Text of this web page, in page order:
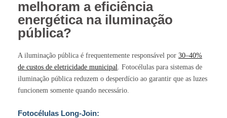
melhoram a eficiência
energética na iluminação
pública?
A iluminação pública é frequentemente responsável por 30–40%
de custos de eletricidade municipal
. Fotocélulas para sistemas de
iluminação pública reduzem o desperdício ao garantir que as luzes
funcionem somente quando necessário.
Fotocélulas Long-Join: